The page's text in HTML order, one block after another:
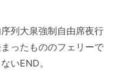
列大泉強制自由席夜行
ったもののフェリーで
いEND。